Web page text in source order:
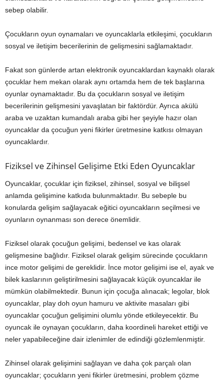
sebep olabilir.
Çocukların oyun oynamaları ve oyuncaklarla etkileşimi, çocukların
sosyal ve iletişim becerilerinin de gelişmesini sağlamaktadır.
Fakat son günlerde artan elektronik oyuncaklardan kaynaklı olarak
çocuklar hem mekan olarak aynı ortamda hem de tek başlarına
oyunlar oynamaktadır. Bu da çocukların sosyal ve iletişim
becerilerinin gelişmesini yavaşlatan bir faktördür. Ayrıca akülü
araba ve uzaktan kumandalı araba gibi her şeyiyle hazır olan
oyuncaklar da çocuğun yeni fikirler üretmesine katkısı olmayan
oyuncaklardır.
Fiziksel ve Zihinsel Gelişime Etki Eden Oyuncaklar
Oyuncaklar, çocuklar için fiziksel, zihinsel, sosyal ve bilişsel
anlamda gelişimine katkıda bulunmaktadır. Bu sebeple bu
konularda gelişim sağlayacak eğitici oyuncakların seçilmesi ve
oyunların oynanması son derece önemlidir.
Fiziksel olarak çocuğun gelişimi, bedensel ve kas olarak
gelişmesine bağlıdır. Fiziksel olarak gelişim sürecinde çocukların
ince motor gelişimi de gereklidir. İnce motor gelişimi ise el, ayak ve
bilek kaslarının geliştirilmesini sağlayacak küçük oyuncaklar ile
mümkün olabilmektedir. Bunun için çocuğa alınacak; legolar, blok
oyuncaklar, play doh oyun hamuru ve aktivite masaları gibi
oyuncaklar çocuğun gelişimini olumlu yönde etkileyecektir. Bu
oyuncak ile oynayan çocukların, daha koordineli hareket ettiği ve
neler yapabileceğine dair izlenimler de edindiği gözlemlenmiştir.
Zihinsel olarak gelişimini sağlayan ve daha çok parçalı olan
oyuncaklar; çocukların yeni fikirler üretmesini, problem çözme